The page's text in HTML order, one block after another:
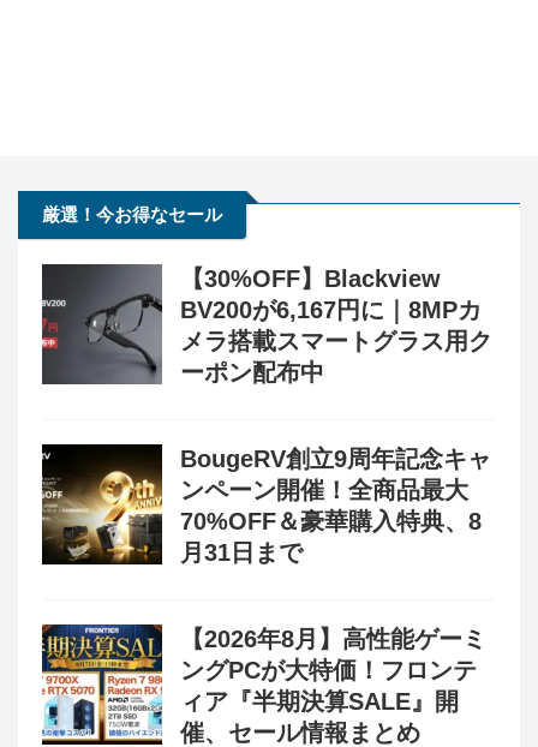
厳選！今お得なセール
【30%OFF】Blackview
BV200が6,167円に｜8MPカ
メラ搭載スマートグラス用ク
ーポン配布中
BougeRV創立9周年記念キャ
ンペーン開催！全商品最大
70%OFF＆豪華購入特典、8
月31日まで
【2026年8月】高性能ゲーミ
ングPCが大特価！フロンテ
ィア『半期決算SALE』開
催、セール情報まとめ